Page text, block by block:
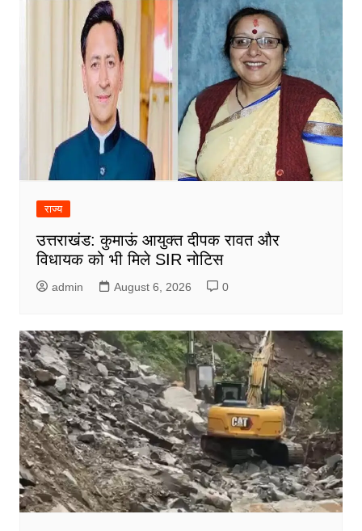
राज्य
उत्तराखंड: कुमाऊं आयुक्त दीपक रावत और
विधायक को भी मिले SIR नोटिस
admin August 6, 2026 0